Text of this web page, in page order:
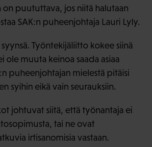
on puututtava, jos niitä halutaan
SAK:n puheenjohtaja Lauri Lyly.
Työntekijäliitto kokee siinä
ole muuta keinoa saada asiaa
puheenjohtajan mielestä pitäisi
syihin eikä vain seurauksiin.
johtuvat siitä, että työnantaja ei
tai ne ovat
irtisanomisia vastaan.